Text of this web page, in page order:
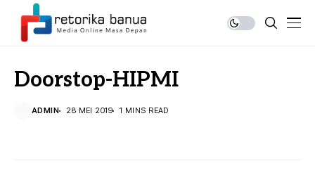
Doorstop-HIPMI
ADMIN 28 MEI 2019 1 MINS READ